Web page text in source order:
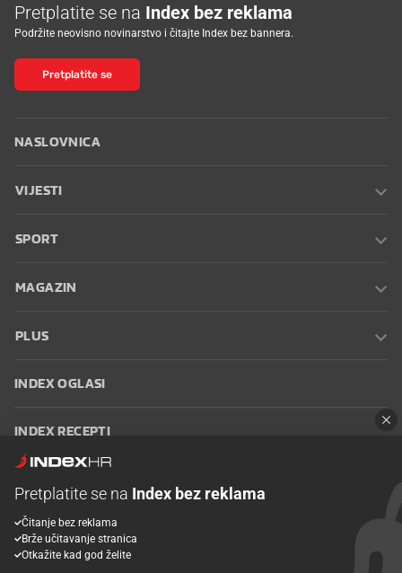
Pretplatite se na Index bez reklama
Podržite neovisno novinarstvo i čitajte Index bez bannera.
Pretplatite se
NASLOVNICA
VIJESTI
SPORT
MAGAZIN
PLUS
INDEX OGLASI
INDEX RECEPTI
Oglašavanje Zaposli se na Indexu
korištenja
Postavke kolačića
Pretplatite se na Index bez reklama
Čitanje bez reklama
Brže učitavanje stranica
Otkažite kad god želite